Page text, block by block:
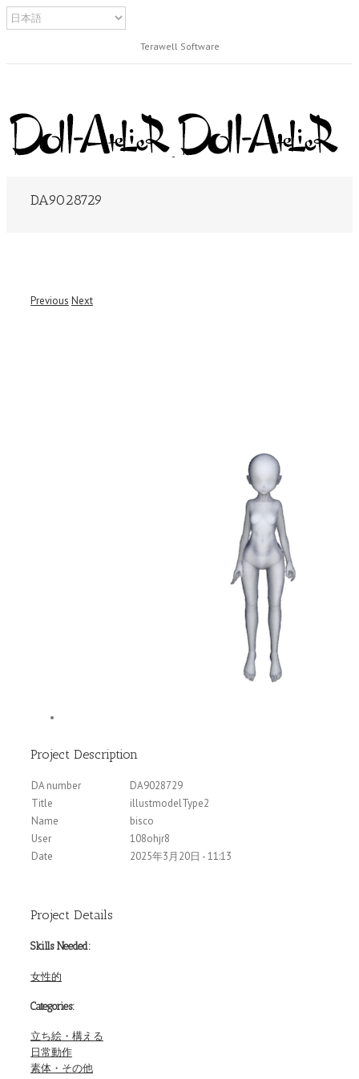
Terawell Software
DA9028729
Previous Next
Project Description
DA number
DA9028729
Title
illustmodelType2
Name
bisco
User
108ohjr8
Date
2025年3月20日 - 11:13
Project Details
Skills Needed:
女性的
Categories:
立ち絵・構える
日常動作
素体・その他